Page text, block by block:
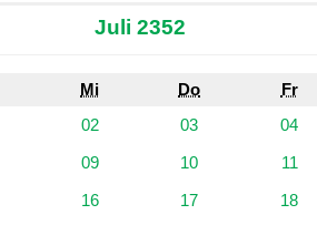
Juli 2352
Mi Do Fr
02 03 04
09 10 11
16 17 18